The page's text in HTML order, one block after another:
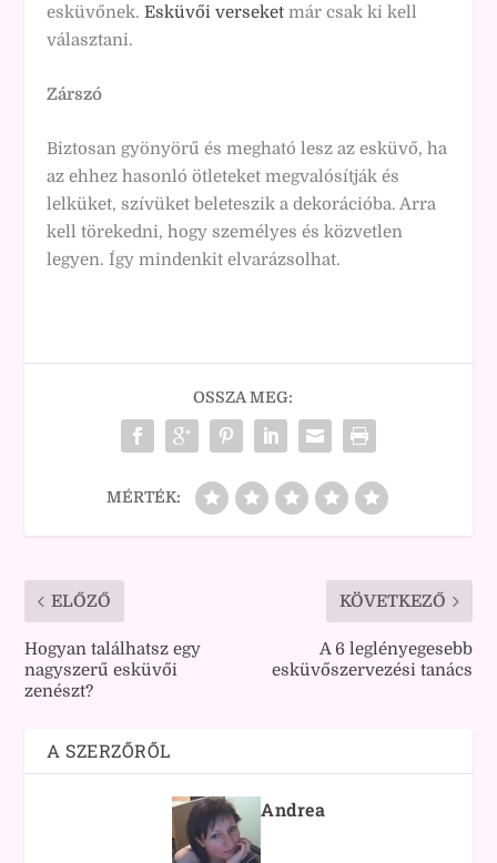
esküvőnek.Esküvői verseket már csak ki kell
választani.
Zárszó
Biztosan gyönyörű és megható lesz az esküvő, ha
az ehhez hasonló ötleteket megvalósítják és
lelküket, szívüket beleteszik a dekorációba. Arra
kell törekedni, hogy személyes és közvetlen
legyen. Így mindenkit elvarázsolhat.
OSSZA MEG:
MÉRTÉK:
ELŐZŐ
Hogyan találhatsz egy
nagyszerű esküvői
zenészt?
KÖVETKEZŐ
A 6 leglényegesebb
esküvőszervezési tanács
A SZERZŐRŐL
Andrea